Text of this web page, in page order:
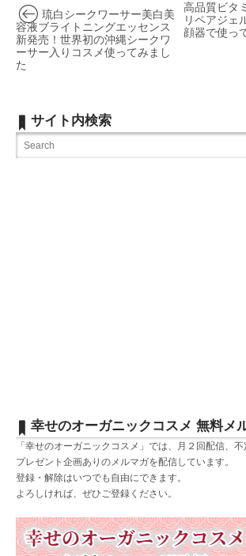
高品質ビタ
リペアジェ
顔器で使っ
琉白シークワーサー美白美
容液ブライトニングエッセンス
新発売！世界初の沖縄シークワ
ーサー入りコスメ使ってみまし
た
サイト内検索
幸せのオーガニックコスメ 無料メ
「幸せのオーガニックコスメ」では、月２回配信、
プレゼント企画ありのメルマガを配信しています。
登録・解除はいつでも自由にできます。
よろしければ、ぜひご登録ください。